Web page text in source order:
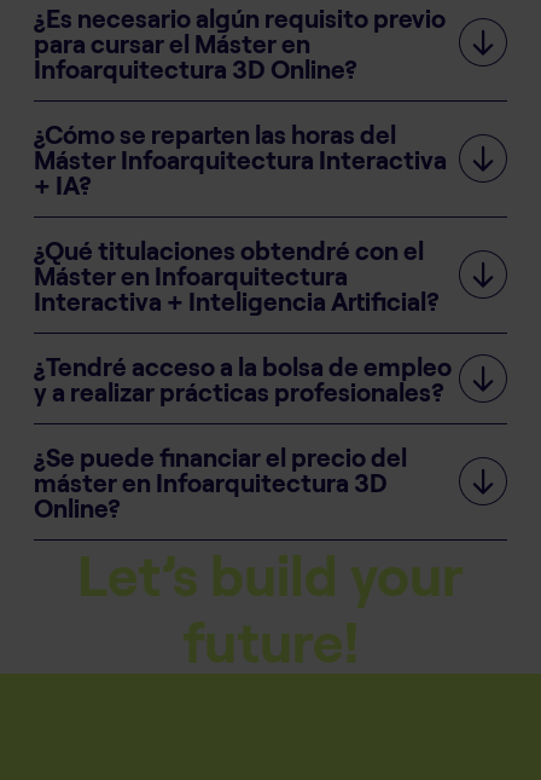
¿Es necesario algún requisito previo
para cursar el Máster en
Infoarquitectura 3D Online?
¿Cómo se reparten las horas del
Máster Infoarquitectura Interactiva
+ IA?
¿Qué titulaciones obtendré con el
Máster en Infoarquitectura
Interactiva + Inteligencia Artificial?
¿Tendré acceso a la bolsa de empleo
y a realizar prácticas profesionales?
¿Se puede financiar el precio del
máster en Infoarquitectura 3D
Online?
Let’s build your
future!